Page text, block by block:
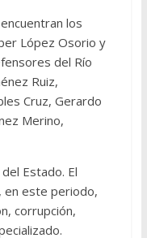
los
López Osorio y
del Río
Ruiz,
Cruz, Gerardo
Merino,
Estado. El
en este periodo,
corrupción,